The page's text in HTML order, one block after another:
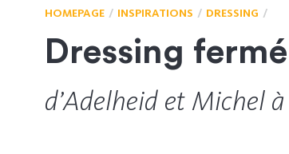
HOMEPAGE INSPIRATIONS DRESSING
Dressing
d’Adelheid et Michel